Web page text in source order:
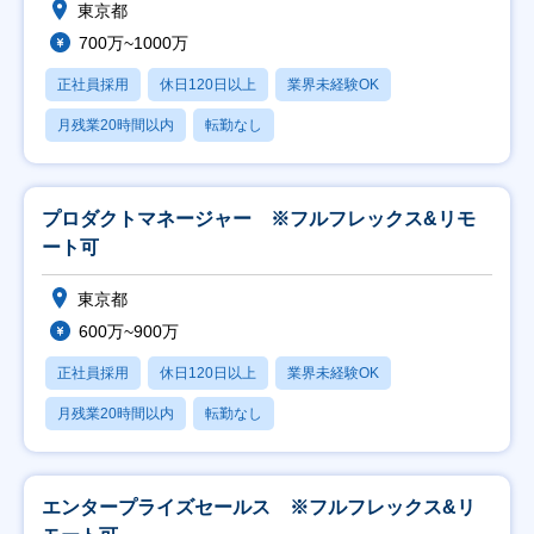
東京都
700万~1000万
正社員採用 休日120日以上 業界未経験OK
月残業20時間以内 転勤なし
プロダクトマネージャー ※フルフレックス&リモ
ート可
東京都
600万~900万
正社員採用 休日120日以上 業界未経験OK
月残業20時間以内 転勤なし
エンタープライズセールス ※フルフレックス&リ